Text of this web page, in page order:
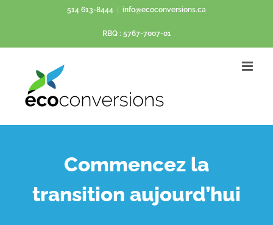
contenu
514 613-8444 info@ecoconversions.ca
RBQ : 5767-7007-01
Commencez la
transition aujourd’hui